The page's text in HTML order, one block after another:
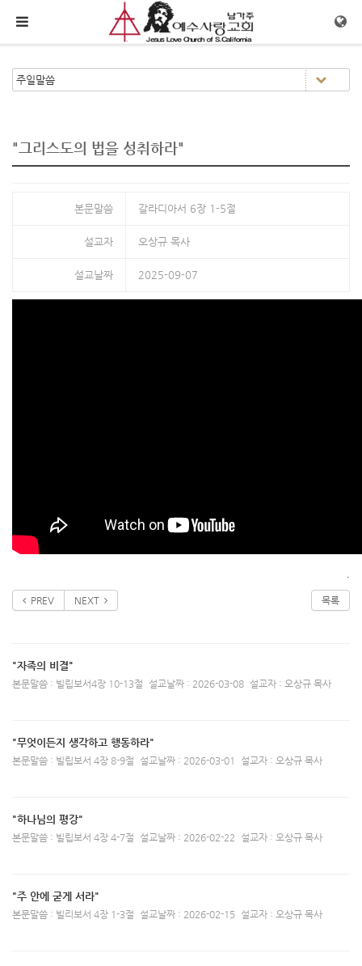
메뉴 건너뛰기
"그리스도의 법을 성취하라"
본문말씀 갈라디아서 6장 1-5절
설교자 오상규 목사
설교날짜 2025-09-07
.
PREV NEXT 목록
"자족의 비결"
본문말씀 : 빌립보서4장 10-13절 설교날짜 : 2026-03-08 설교자 : 오상규 목사
"무엇이든지 생각하고 행동하라"
본문말씀 : 빌립보서 4장 8-9절 설교날짜 : 2026-03-01 설교자 : 오상규 목사
"하나님의 평강"
본문말씀 : 빌립보서 4장 4-7절 설교날짜 : 2026-02-22 설교자 : 오상규 목사
"주 안에 굳게 서라"
본문말씀 : 빌리보서 4장 1-3절 설교날짜 : 2026-02-15 설교자 : 오상규 목사